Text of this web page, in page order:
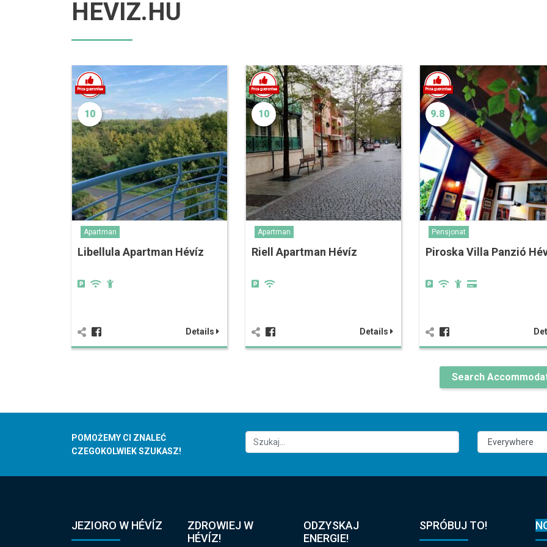
HEVIZ.HU
10
Apartman
Libellula Apartman Hévíz
Details
10
Apartman
Riell Apartman Hévíz
Details
9.8
Pensjonat
Piroska Villa Panzió
Search
POMOŻEMY CI ZNALEĆ
CZEGOKOLWIEK SZUKASZ!
JEZIORO W HÉVÍZ
ZDROWIEJ W
HÉVÍZ!
ODZYSKAJ
ENERGIE!
SPRÓBUJ TO!